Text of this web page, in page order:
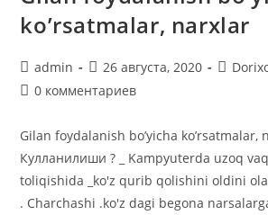
ko’rsatmalar, narxlar
Автор
записи:
admin
Запись
опубликована:
26 августа, 2020
Рубрика
Комментарии
записи:
0 комментариев
Gilan foydalanish bo’yicha ko’rsatmalar,
Кулланилиши ? _ Kampyuterda uzoq
toliqishida _ko'z qurib qolishini oldini
. Charchashi .ko'z dagi begona